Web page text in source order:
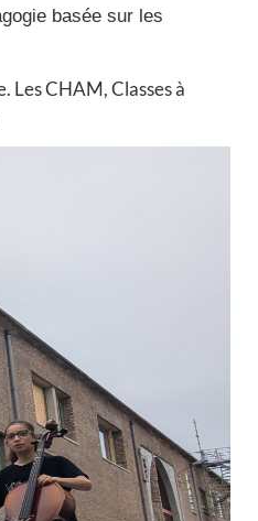
basée sur les
Les CHAM, Classes à